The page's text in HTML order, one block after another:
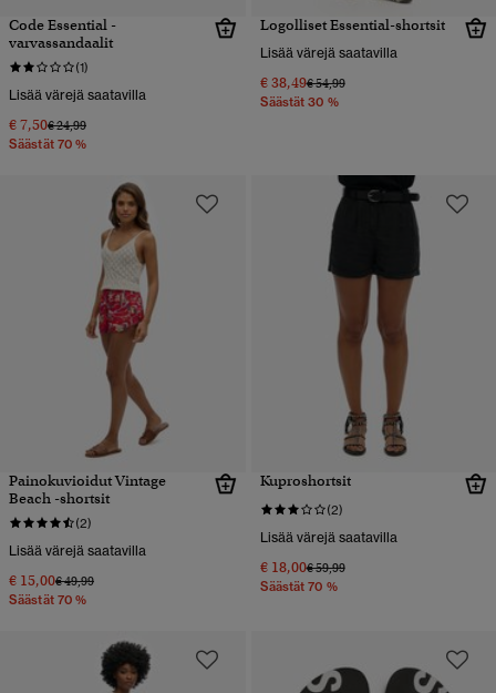
Code Essential -
varvassandaalit
(1)
Lisää värejä saatavilla
€ 7,50Hinta alennettu hinnasta
€ 24,99hintaan
Säästät 70 %
Logolliset Essential-shortsit
Lisää värejä saatavilla
€ 38,49Hinta alennettu hinnasta
€ 54,99hintaan
Säästät 30 %
Painokuvioidut Vintage
Beach -shortsit
(2)
Lisää värejä saatavilla
€ 15,00Hinta alennettu hinnasta
€ 49,99hintaan
Säästät 70 %
Kuproshortsit
(2)
Lisää värejä saatavilla
€ 18,00Hinta alennettu hinnasta
€ 59,99hintaan
Säästät 70 %